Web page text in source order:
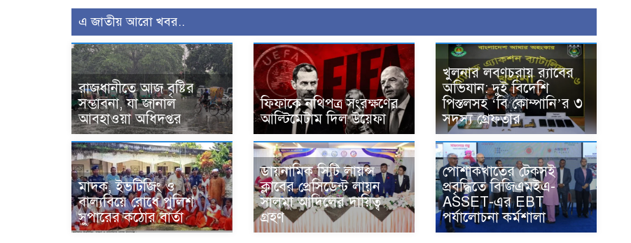
এ জাতীয় আরো খবর..
রাজধানীতে আজ বৃষ্টির
সম্ভাবনা, যা জানাল
আবহাওয়া অধিদপ্তর
ফিফাকে নথিপত্র সংরক্ষণের
আল্টিমেটাম দিল উয়েফা
খুলনার লবণচরায় র‍্যাবের
অভিযান: দুই বিদেশি
পিস্তলসহ ‘বি কোম্পানি’র ৩
সদস্য গ্রেফতার
মাদক, ইভটিজিং ও
বাল্যবিয়ে রোধে পুলিশ
সুপারের কঠোর বার্তা
ডায়নামিক সিটি লায়ন্স
ক্লাবের প্রেসিডেন্ট লায়ন
সালমা আদিলের দায়িত্ব
গ্রহণ
পোশাকখাতের টেকসই
প্রবৃদ্ধিতে বিজিএমইএ-
ASSET-এর EBT
পর্যালোচনা কর্মশালা